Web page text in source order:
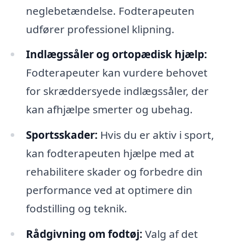
neglebetændelse. Fodterapeuten
udfører professionel klipning.
Indlægssåler og ortopædisk hjælp:
Fodterapeuter kan vurdere behovet
for skræddersyede indlægssåler, der
kan afhjælpe smerter og ubehag.
Sportsskader: Hvis du er aktiv i sport,
kan fodterapeuten hjælpe med at
rehabilitere skader og forbedre din
performance ved at optimere din
fodstilling og teknik.
Rådgivning om fodtøj: Valg af det